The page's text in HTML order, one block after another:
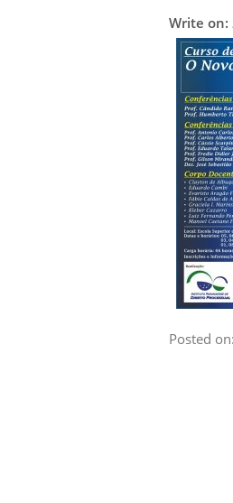
Write on:
Posted